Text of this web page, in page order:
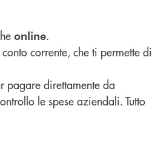
online.
corrente, che ti permette di
pagare direttamente da
le spese aziendali. Tutto